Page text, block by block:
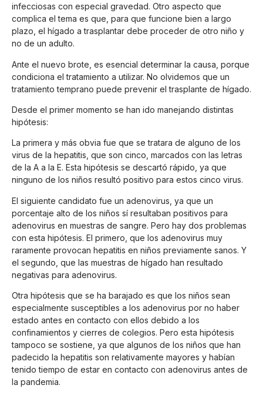
infecciosas con especial gravedad. Otro aspecto que
complica el tema es que, para que funcione bien a largo
plazo, el hígado a trasplantar debe proceder de otro niño y
no de un adulto.
Ante el nuevo brote, es esencial determinar la causa, porque
condiciona el tratamiento a utilizar. No olvidemos que un
tratamiento temprano puede prevenir el trasplante de hígado.
Desde el primer momento se han ido manejando distintas
hipótesis:
La primera y más obvia fue que se tratara de alguno de los
virus de la hepatitis, que son cinco, marcados con las letras
de la A a la E. Esta hipótesis se descartó rápido, ya que
ninguno de los niños resultó positivo para estos cinco virus.
El siguiente candidato fue un adenovirus, ya que un
porcentaje alto de los niños sí resultaban positivos para
adenovirus en muestras de sangre. Pero hay dos problemas
con esta hipótesis. El primero, que los adenovirus muy
raramente provocan hepatitis en niños previamente sanos. Y
el segundo, que las muestras de hígado han resultado
negativas para adenovirus.
Otra hipótesis que se ha barajado es que los niños sean
especialmente susceptibles a los adenovirus por no haber
estado antes en contacto con ellos debido a los
confinamientos y cierres de colegios. Pero esta hipótesis
tampoco se sostiene, ya que algunos de los niños que han
padecido la hepatitis son relativamente mayores y habían
tenido tiempo de estar en contacto con adenovirus antes de
la pandemia.